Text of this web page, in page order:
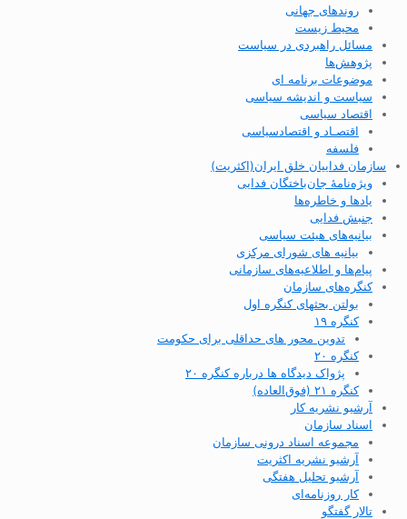
روندهای جهانی
محیط زیست
مسائل راهبردی در سیاست
پژوهش‌ها
موضوعات برنامه ای
سیاست و اندیشه سیاسی
اقتصاد سیاسی
اقتصـاد و اقتصاد‌سیاسی
فلسفه
سازمان فداییان خلق ایران(اکثریت)
ویژه‌نامهٔ جان‌باختگان فدایی
یادها و خاطره‌ها
جنبش فدایی
بیانیه‌های هیئت سیاسی
بیانیه های شورای مرکزی
پیام‌ها و اطلاعیه‌های سازمانی
کنگره‌های سازمان
بولتن بحثهای کنگره اول
کنگره ۱۹
تدوین محور های حداقلی برای حکومت
کنگره ۲۰
پژواک دیدگاه ها درباره کنگره ۲۰
کنگره ۲۱ (فوق‌العاده)
آرشیو نشریه کار
اسناد سازمان
مجموعه اسناد درونی سازمان
آرشیو نشریه اکثریت
آرشیو تحلیل هفتگی
کار روزنامه‌ای
تالار گفتگو